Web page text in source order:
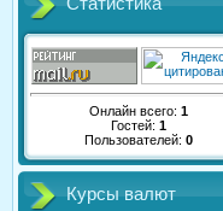
Онлайн всего: 1
Гостей: 1
Пользователей: 0
Курсы валют